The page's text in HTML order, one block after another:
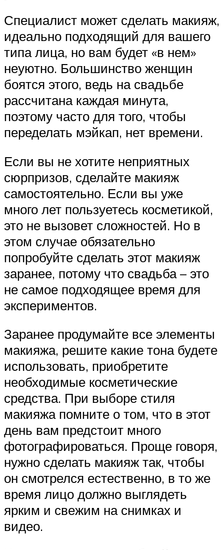
Специалист может сделать макияж,
идеально подходящий для вашего
типа лица, но вам будет «в нем»
неуютно. Большинство женщин
боятся этого, ведь на свадьбе
рассчитана каждая минута,
поэтому часто для того, чтобы
переделать мэйкап, нет времени.
Если вы не хотите неприятных
сюрпризов, сделайте макияж
самостоятельно. Если вы уже
много лет пользуетесь косметикой,
это не вызовет сложностей. Но в
этом случае обязательно
попробуйте сделать этот макияж
заранее, потому что свадьба – это
не самое подходящее время для
экспериментов.
Заранее продумайте все элементы
макияжа, решите какие тона будете
использовать, приобретите
необходимые косметические
средства. При выборе стиля
макияжа помните о том, что в этот
день вам предстоит много
фотографироваться. Проще говоря,
нужно сделать макияж так, чтобы
он смотрелся естественно, в то же
время лицо должно выглядеть
ярким и свежим на снимках и
видео.